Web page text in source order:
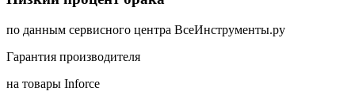
по данным сервисного центра ВсеИнструменты.ру
Гарантия производителя
на товары Inforce